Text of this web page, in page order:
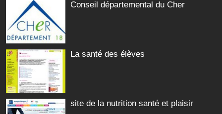
Conseil départemental du Cher
La santé des élèves
site de la nutrition santé et plaisir